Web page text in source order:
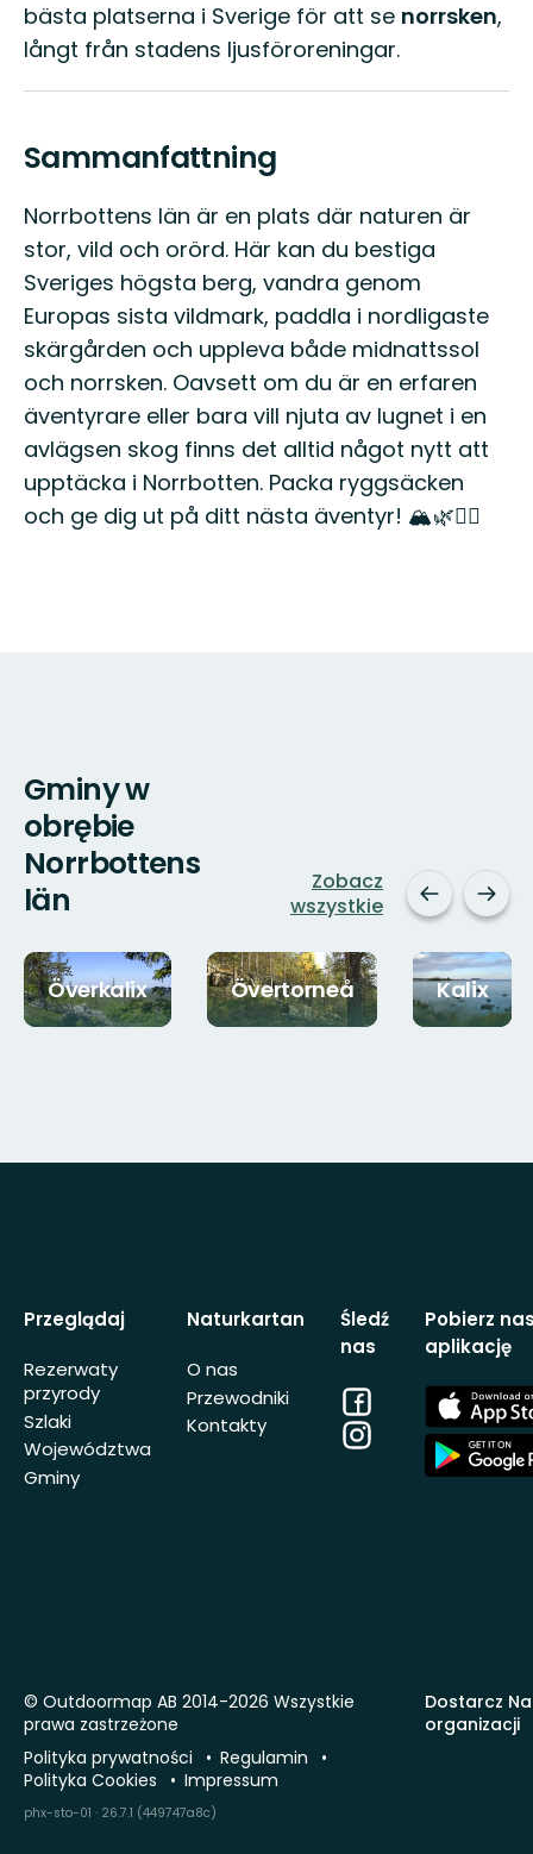
bästa platserna i Sverige för att se norrsken,
långt från stadens ljusföroreningar.
Sammanfattning
Norrbottens län är en plats där naturen är
stor, vild och orörd. Här kan du bestiga
Sveriges högsta berg, vandra genom
Europas sista vildmark, paddla i nordligaste
skärgården och uppleva både midnattssol
och norrsken. Oavsett om du är en erfaren
äventyrare eller bara vill njuta av lugnet i en
avlägsen skog finns det alltid något nytt att
upptäcka i Norrbotten. Packa ryggsäcken
och ge dig ut på ditt nästa äventyr! 🏔️🌿🚶‍♂️
Gminy w
obrębie
Norrbottens
län
Zobacz
wszystkie
Överkalix Övertorneå Kalix
Przeglądaj
Rezerwaty
przyrody
Szlaki
Województwa
Gminy
Naturkartan
O nas
Przewodniki
Kontakty
Śledź
nas
Facebook
Instagram
Pobierz
aplikację
App
Store
App
Store
Dostarcz
organizacji
© Outdoormap AB 2014-2026 Wszystkie
prawa zastrzeżone
Polityka prywatności
Regulamin
Polityka Cookies
Impressum
phx-sto-01 · 26.7.1 (449747a8c)